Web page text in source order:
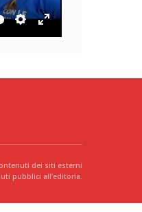
dei siti esterni
pubblici all’editoria.